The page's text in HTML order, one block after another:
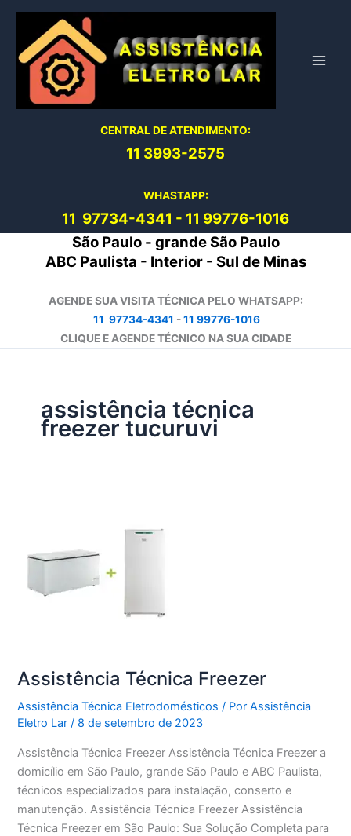
conteúdo
CENTRAL DE ATENDIMENTO:
11 3993-2575
WHASTAPP:
11 97734-4341 - 11 99776-1016
São Paulo - grande São Paulo
ABC Paulista - Interior - Sul de Minas
AGENDE SUA VISITA TÉCNICA PELO WHATSAPP:
11 97734-4341 -11 99776-1016
CLIQUE E AGENDE TÉCNICO NA SUA CIDADE
assistência técnica
freezer tucuruvi
Assistência Técnica Freezer
Assistência Técnica Eletrodomésticos / PorAssistência
Eletro Lar/ 8 de setembro de 2023
Assistência Técnica Freezer Assistência Técnica Freezer a
domicílio em São Paulo, grande São Paulo e ABC Paulista,
técnicos especializados para instalação, conserto e
manutenção. Assistência Técnica Freezer Assistência
Técnica Freezer em São Paulo: Sua Solução Completa para